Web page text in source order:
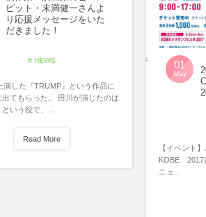
ピット・末満健一さんよ
り応援メッセージをいた
だきました！
NEWS
演した『TRUMP』という作品に
出てもらった。 田川が演じたのは
という役で、...
Read More
01
May
【イベント
KOBE 2017
ニュ...